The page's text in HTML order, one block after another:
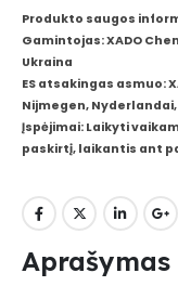
Produkto saugos
Gamintojas: XADO
Ukraina
ES atsakingas asmuo:
Nijmegen,
Įspėjimai: Laikyti
paskirtį, laikantis ant
Aprašymas